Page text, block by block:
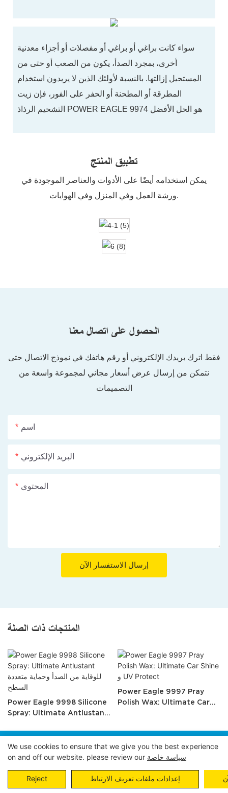
سواء كانت براغي أو براغي أو مفصلات أو أجزاء معدنية
أخرى، بمجرد الصدأ، يكون من الصعب أو حتى من
المستحيل إزالتها. بالنسبة لأولئك الذين لا يريدون استخدام
المطرقة أو المطحنة أو الحفر على الفور، فإن زيت
التشحيم الرذاذ POWER EAGLE 9974 هو الحل الأفضل
تطبيق المنتج
يمكن استخدامه أيضًا على الأدوات والعناصر الموجودة في
ورشة العمل وفي المنزل وفي الهوايات.
الحصول على اتصال معنا
فقط اترك بريدك الإلكتروني أو رقم هاتفك في نموذج الاتصال حتى
نتمكن من إرسال عرض أسعار مجاني لمجموعة واسعة من
التصميمات
اسم
البريد الإلكتروني
المحتوى
إرسال الاستفسار الآن
المنتجات ذات الصلة
Power Eagle 9998 Silicone
Spray: Ultimate Antlustant
السطح
Power Eagle 9997 Pray
Polish Wax: Ultimate Car
INC. |
خريطة الموقع Pريفاسي Pأوليسي
We use cookies to ensure that we give you the best experience
on and off our website. please review our سياسة خاصة
Reject إعدادات ملفات تعريف الارتباط